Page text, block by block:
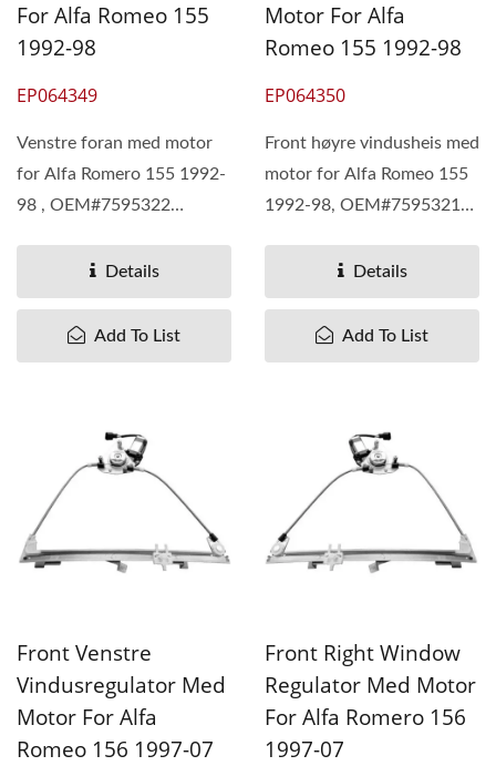
For Alfa Romeo 155
1992-98
EP064349
Venstre foran med motor
for Alfa Romero 155 1992-
98 , OEM#7595322
60506088 60609673
71712529 82377112
82445499
Details
Add To List
Motor For Alfa
Romeo 155 1992-98
EP064350
Front høyre vindusheis med
motor for Alfa Romeo 155
1992-98, OEM#7595321
60506087 60609672
71712528 82377111
82445498
Details
Add To List
Front Venstre
Vindusregulator Med
Motor For Alfa
Romeo 156 1997-07
Front Right Window
Regulator Med Motor
For Alfa Romero 156
1997-07